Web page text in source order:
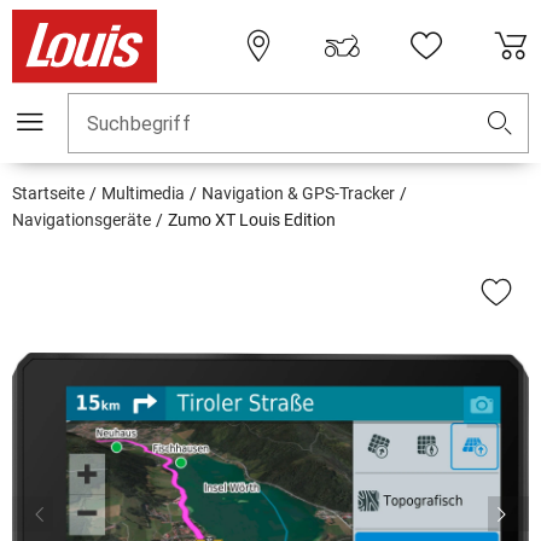
Suchbegriff
Startseite Multimedia
Navigation & GPS-Tracker
Navigationsgeräte
Zumo XT Louis Edition